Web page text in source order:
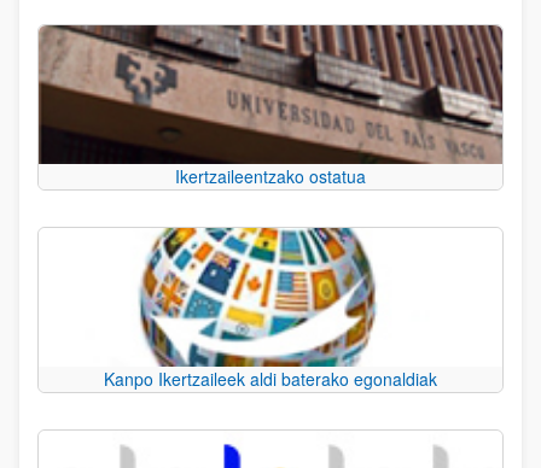
Ikertzaileentzako ostatua
Kanpo Ikertzaileek aldi baterako egonaldiak